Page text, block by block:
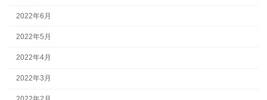
2022年6月
2022年5月
2022年4月
2022年3月